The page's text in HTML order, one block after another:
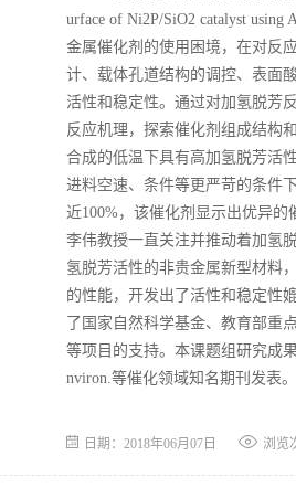
urface of Ni2P/SiO2 catalyst
金属催化剂的使用困境，在对反
计、载体孔道结构的调控、表面
活性和稳定性。通过对加氢脱芳
反应机理，探索催化剂组成结构
合成的低温下具有高加氢脱芳活
进料空速、条件等更严苛的条件
近100%，该催化剂显示出优异的
李伟教授一直关注并推动着加氢
氢脱芳活性的非贵金属新型材料
的性能，开发出了活性和稳定性
了国家自然科学基金、教育部重
等项目的支持。本课题组研究成
nviron.等催化领域知名期刊发表。
日期：2018年06月07日 浏览